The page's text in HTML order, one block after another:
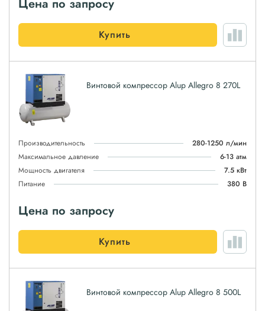
Цена по запросу
Купить
Винтовой компрессор Alup Allegro 8 270L
Производительность
280-1250 л/мин
Максимальное давление
6-13 атм
Мощность двигателя
7.5 кВт
Питание
380 В
Цена по запросу
Купить
Винтовой компрессор Alup Allegro 8 500L